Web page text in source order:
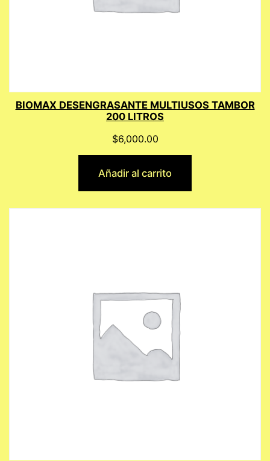
BIOMAX DESENGRASANTE MULTIUSOS TAMBOR
200 LITROS
$6,000.00
Añadir al carrito